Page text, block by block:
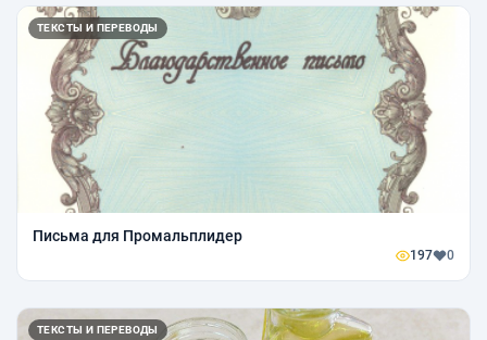
ТЕКСТЫ И ПЕРЕВОДЫ
Письма для Промальплидер
197 0
ТЕКСТЫ И ПЕРЕВОДЫ